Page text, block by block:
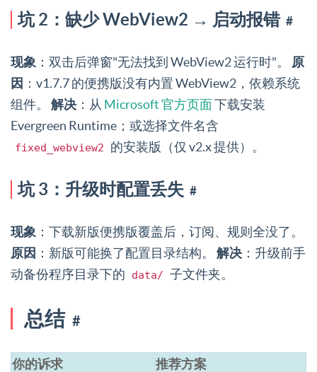
坑 2：缺少 WebView2 → 启动报错 #
现象 ：双击后弹窗"无法找到 WebView2 运行时"。 原
因 ：v1.7.7 的便携版没有内置 WebView2，依赖系统
组件。 解决 ：从 Microsoft 官方页面下载安装
Evergreen Runtime；或选择文件名含
fixed_webview2 的安装版（仅 v2.x 提供）。
坑 3：升级时配置丢失 #
现象 ：下载新版便携版覆盖后，订阅、规则全没了。
原因 ：新版可能换了配置目录结构。 解决 ：升级前手
动备份程序目录下的
data/ 子文件夹。
总结 #
你的诉求
推荐方案